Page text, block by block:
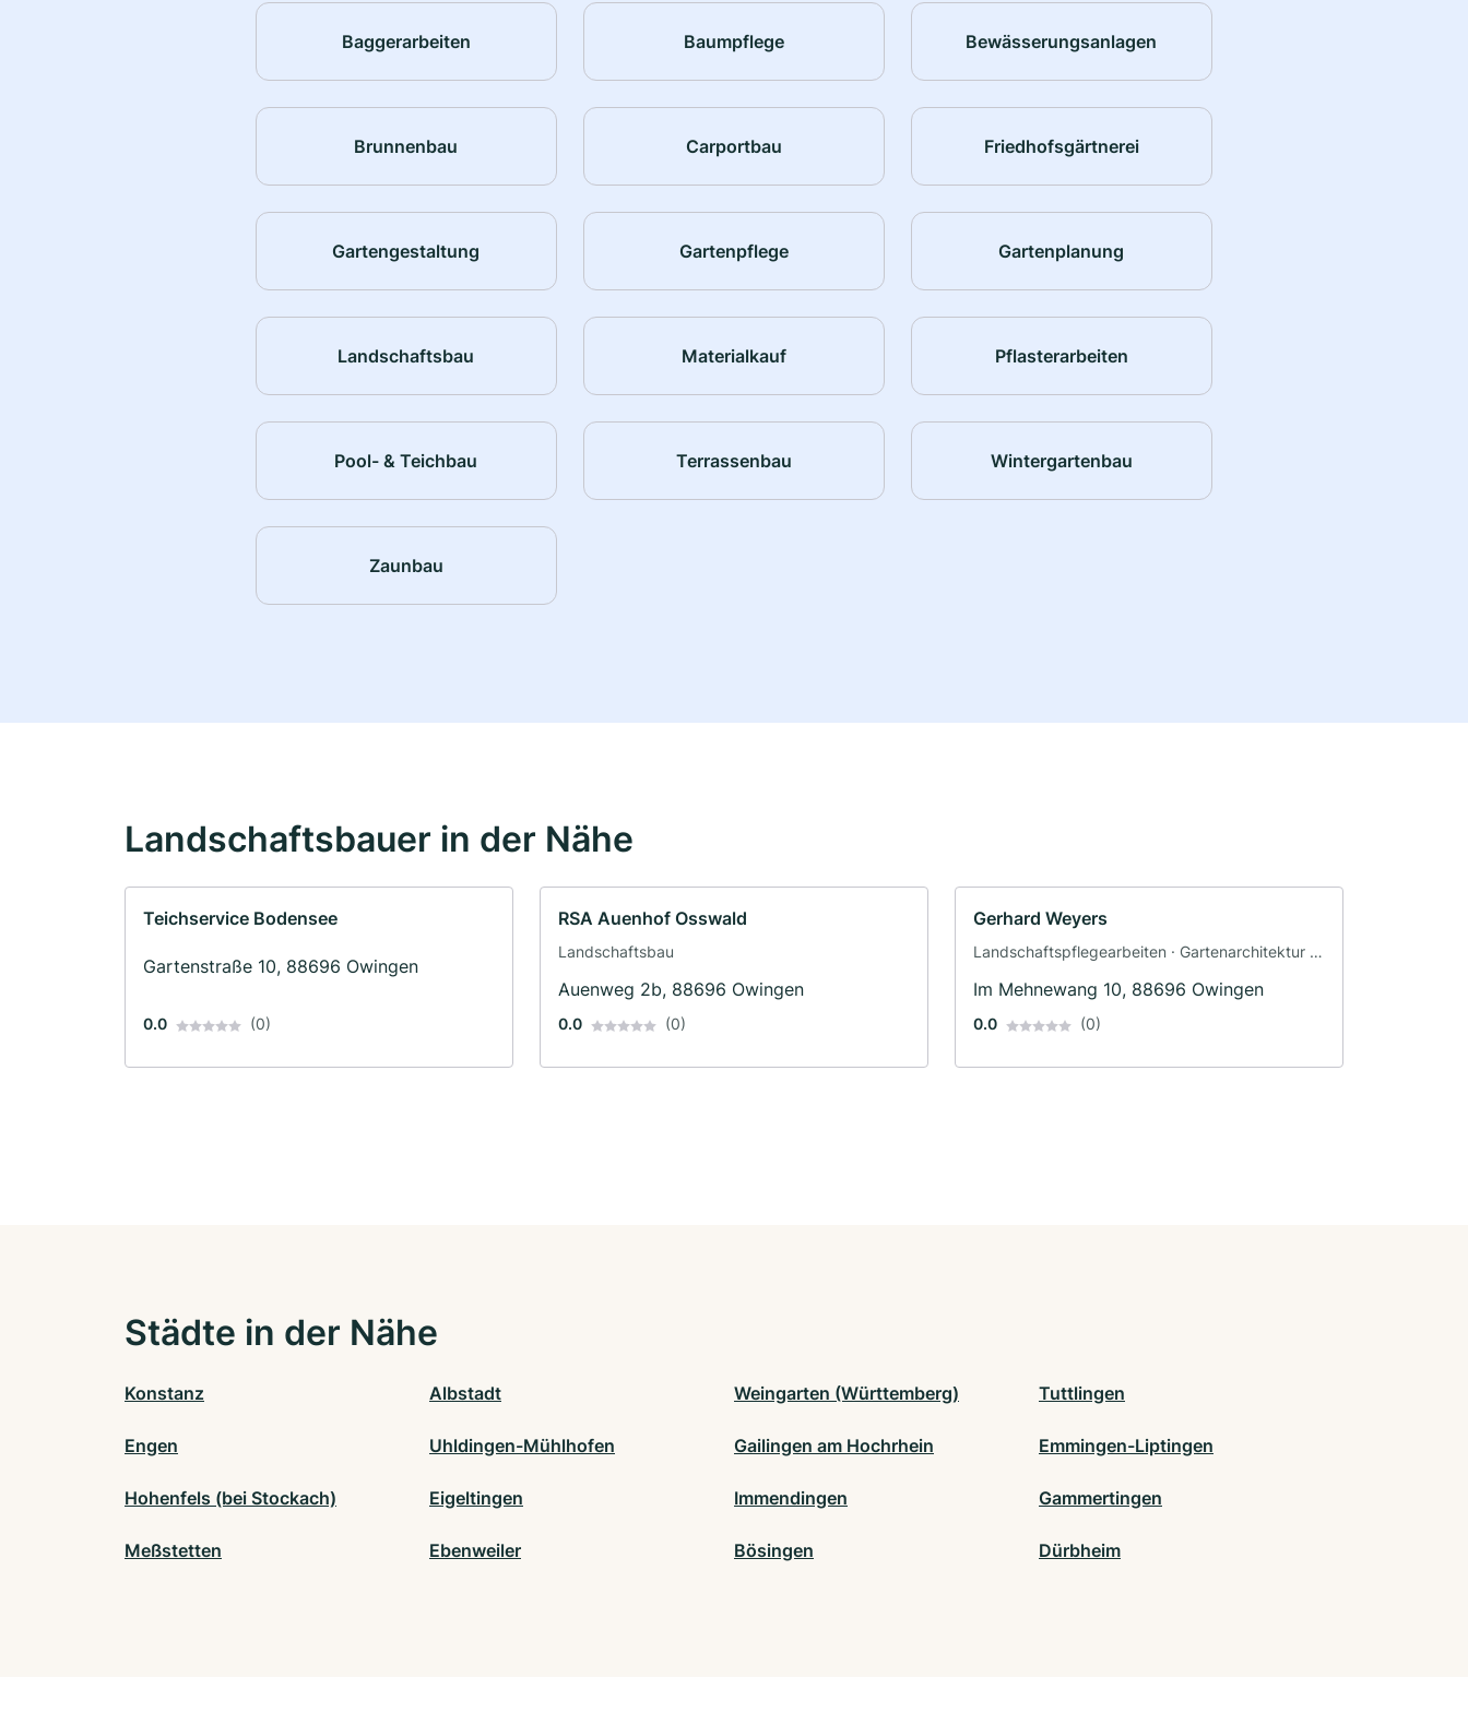
Baggerarbeiten Baumpflege Bewässerungsanlagen
Brunnenbau Carportbau Friedhofsgärtnerei
Gartengestaltung Gartenpflege Gartenplanung
Landschaftsbau Materialkauf Pflasterarbeiten
Pool- & Teichbau Terrassenbau Wintergartenbau
Zaunbau
Landschaftsbauer in der Nähe
Teichservice Bodensee
Gartenstraße 10, 88696 Owingen
0.0 (0)
RSA Auenhof Osswald
Landschaftsbau
Auenweg 2b, 88696 Owingen
0.0 (0)
Gerhard Weyers
Landschaftspflegearbeiten · Gartenarchitektur ·
Im Mehnewang 10, 88696 Owingen
0.0 (0)
Städte in der Nähe
Konstanz Albstadt Weingarten (Württemberg) Tuttlingen
Engen Uhldingen-Mühlhofen Gailingen am Hochrhein Emmingen-Liptingen
Hohenfels (bei Stockach) Eigeltingen Immendingen Gammertingen
Meßstetten Ebenweiler Bösingen Dürbheim